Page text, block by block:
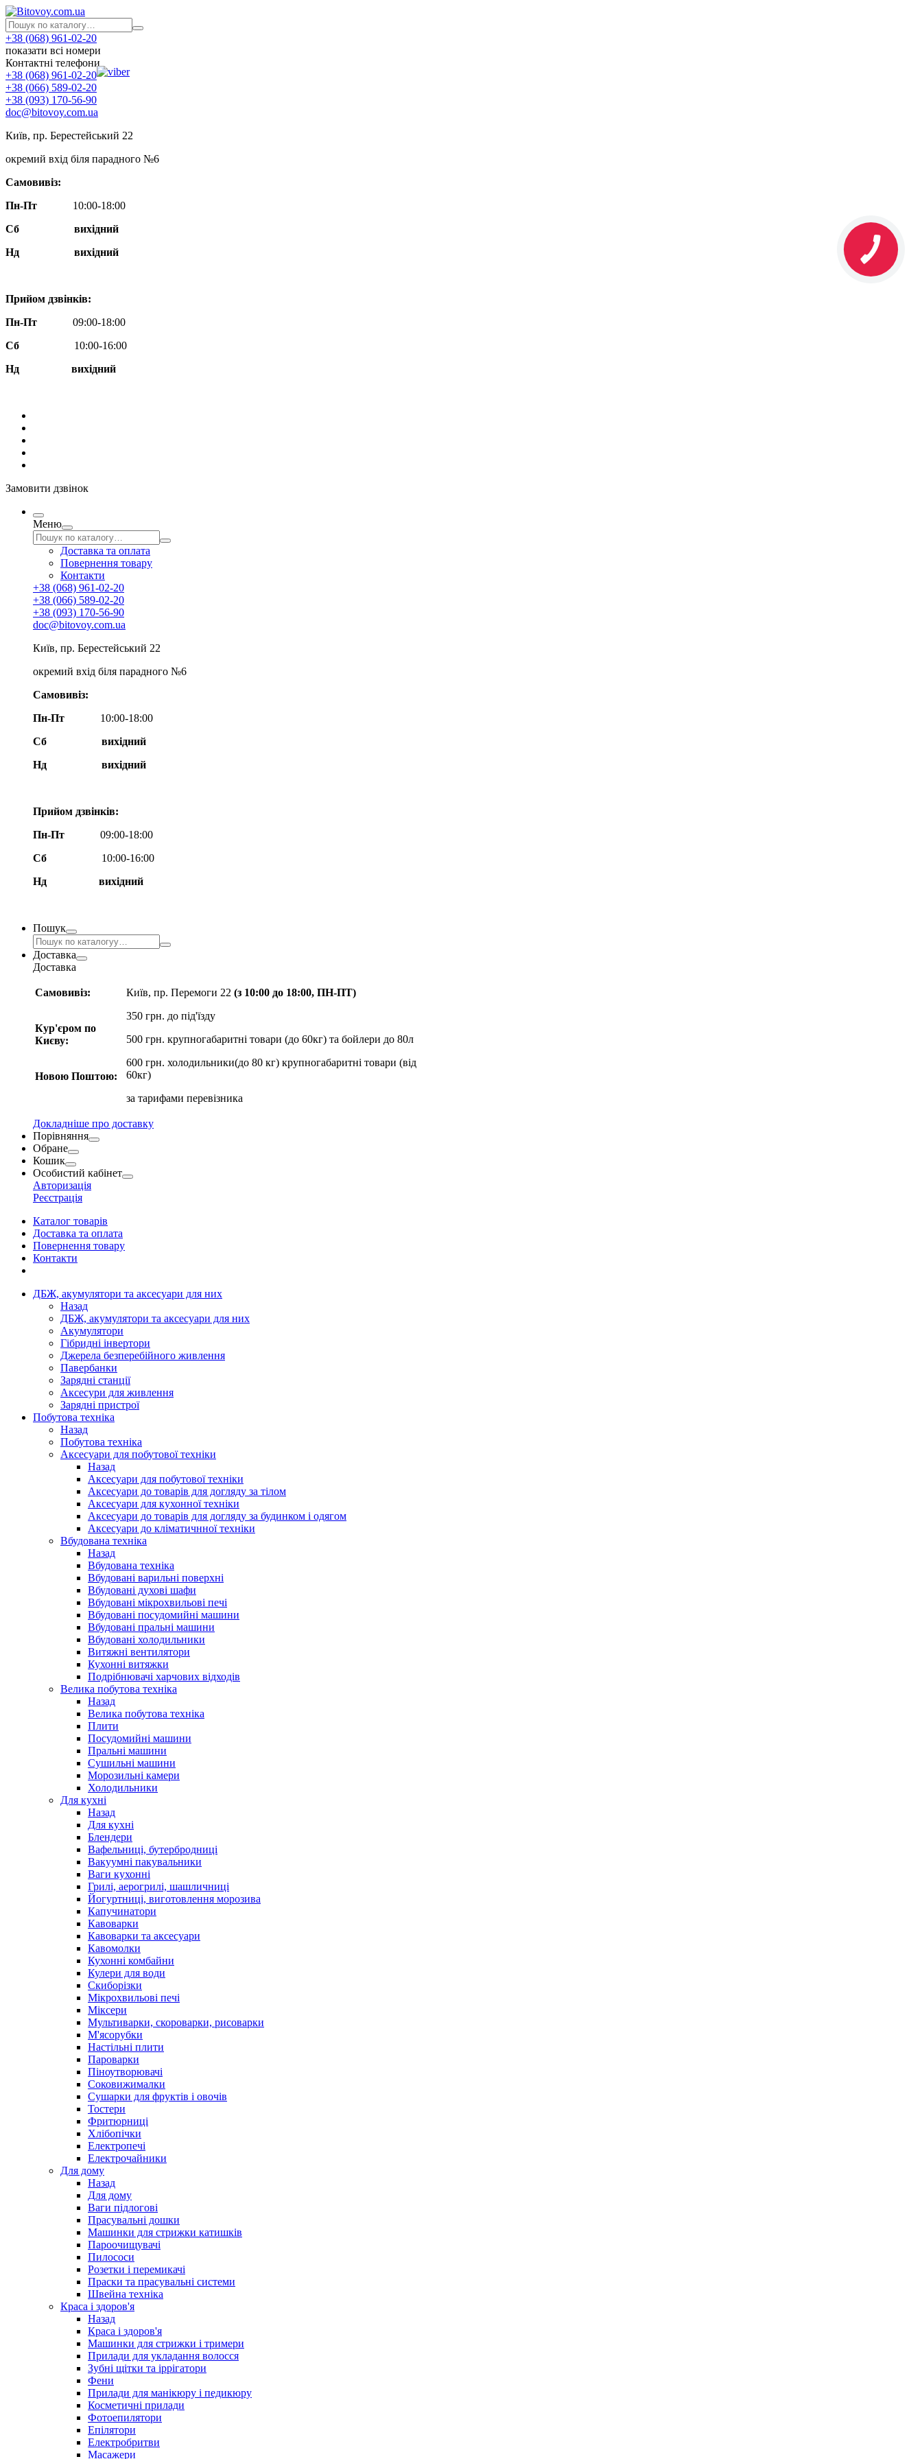
+38 (068) 961-02-20
показати всі номери
Контактні телефони
+38 (068) 961-02-20
+38 (066) 589-02-20
+38 (093) 170-56-90
doc@bitovoy.com.ua
Київ, пр. Берестейський 22
окремий вхід біля парадного №6
Самовивіз:
Пн-Пт
10:00-18:00
Сб
вихідний
Нд
вихідний
Прийом дзвінків:
Пн-Пт
09:00-18:00
Сб
10:00-16:00
Нд вихідний
Замовити дзвінок
Меню
Доставка та оплата
Повернення товару
Контакти
+38 (068) 961-02-20
+38 (066) 589-02-20
+38 (093) 170-56-90
doc@bitovoy.com.ua
Київ, пр. Берестейський 22
окремий вхід біля парадного №6
Самовивіз:
Пн-Пт
10:00-18:00
Сб
вихідний
Нд
вихідний
Прийом дзвінків:
Пн-Пт
09:00-18:00
Сб
10:00-16:00
Нд вихідний
Пошук
Доставка
Доставка
Самовивіз:
Кур'єром по
Києву:
Новою Поштою:
Київ, пр. Перемоги 22 (з 10:00 до 18:00, ПН-ПТ)
350 грн. до під'їзду
500 грн. крупногабаритні товари (до 60кг) та бойлери до 80л
600 грн. холодильники(до 80 кг) крупногабаритні товари (від
60кг)
за тарифами перевізника
Докладніше про доставку
Порівняння
Обране
Кошик
Особистий кабінет
Авторизація
Реєстрація
Каталог товарів
Доставка та оплата
Повернення товару
Контакти
ДБЖ, акумулятори та аксесуари для них
Назад
ДБЖ, акумулятори та аксесуари для них
Акумулятори
Гібридні інвертори
Джерела безперебійного живлення
Павербанки
Зарядні станції
Аксесури для живлення
Зарядні пристрої
Побутова техніка
Назад
Побутова техніка
Аксесуари для побутової техніки
Назад
Аксесуари для побутової техніки
Аксесуари до товарів для догляду за тілом
Аксесуари для кухонної техніки
Аксесуари до товарів для догляду за будинком і одягом
Аксесуари до кліматичнної техніки
Вбудована техніка
Назад
Вбудована техніка
Вбудовані варильні поверхні
Вбудовані духові шафи
Вбудовані мікрохвильові печі
Вбудовані посудомийні машини
Вбудовані пральні машини
Вбудовані холодильники
Витяжні вентилятори
Кухонні витяжки
Подрібнювачі харчових відходів
Велика побутова техніка
Назад
Велика побутова техніка
Плити
Посудомийні машини
Пральні машини
Сушильні машини
Морозильні камери
Холодильники
Для кухні
Назад
Для кухні
Блендери
Вафельниці, бутербродниці
Вакуумні пакувальники
Ваги кухонні
Грилі, аерогрилі, шашличниці
Йогуртниці, виготовлення морозива
Капучинатори
Кавоварки
Кавоварки та аксесуари
Кавомолки
Кухонні комбайни
Кулери для води
Скиборізки
Мікрохвильові печі
Міксери
Мультиварки, скороварки, рисоварки
М'ясорубки
Настільні плити
Пароварки
Піноутворювачі
Соковижималки
Сушарки для фруктів і овочів
Тостери
Фритюрниці
Хлібопічки
Електропечі
Електрочайники
Для дому
Назад
Для дому
Ваги підлогові
Прасувальні дошки
Машинки для стрижки катишків
Пароочищувачі
Пилососи
Розетки і перемикачі
Праски та прасувальні системи
Швейна техніка
Краса і здоров'я
Назад
Краса і здоров'я
Машинки для стрижки і тримери
Прилади для укладання волосся
Зубні щітки та іррігатори
Фени
Прилади для манікюру і педикюру
Косметичні прилади
Фотоепилятори
Епілятори
Електробритви
Масажери